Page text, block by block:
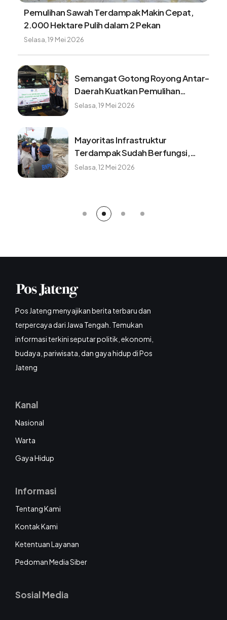
Pemulihan Sawah Terdampak Makin Cepat,
2.000 Hektare Pulih dalam 2 Pekan
Selasa, 19 Mei 2026
Semangat Gotong Royong Antar-
Daerah Kuatkan Pemulihan
Pascabencana Sumatera
Selasa, 19 Mei 2026
Mayoritas Infrastruktur
Terdampak Sudah Berfungsi,
Konektivitas dan Logistik
Selasa, 12 Mei 2026
Pos Jateng menyajikan berita terbaru dan
terpercaya dari Jawa Tengah. Temukan
informasi terkini seputar politik, ekonomi,
budaya, pariwisata, dan gaya hidup di Pos
Jateng
Kanal
Nasional
Warta
Gaya Hidup
Informasi
Tentang Kami
Kontak Kami
Ketentuan Layanan
Pedoman Media Siber
Sosial Media